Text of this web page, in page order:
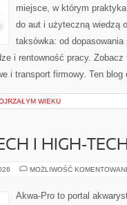
miejsce, w którym
do aut i użyteczną wiedzą
taksówka: od
i rentowność pracy.
i transport firmowy. Ten
WIEKU
I HIGH-
MOŻLIWOŚĆ
Akwa-Pro to portal